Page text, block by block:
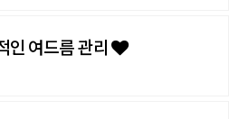
인 여드름 관리